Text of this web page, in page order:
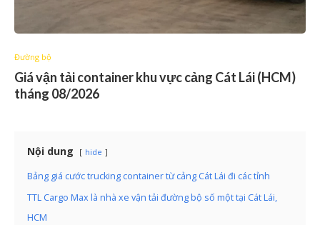
Đường bộ
Giá vận tải container khu vực cảng Cát Lái (HCM)
tháng 08/2026
Nội dung hide
Bảng giá cước trucking container từ cảng Cát Lái đi các tỉnh
TTL Cargo Max là nhà xe vận tải đường bộ số một tại Cát Lái,
HCM